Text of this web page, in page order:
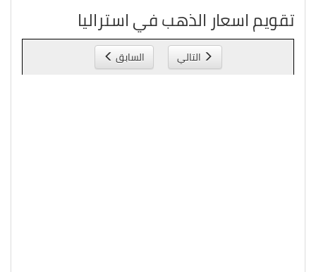
تقويم اسعار الذهب في استراليا
التالي السابق